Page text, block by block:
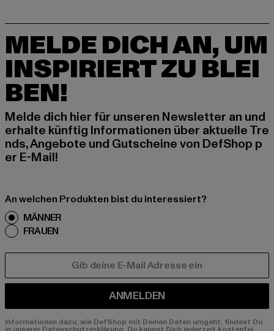
MELDE DICH AN, UM
INSPIRIERT ZU BLEI
BEN!
Melde dich hier für unseren Newsletter an und
erhalte künftig Informationen über aktuelle Tre
nds, Angebote und Gutscheine von DefShop p
er E-Mail!
An welchen Produkten bist du interessiert?
MÄNNER
FRAUEN
ANMELDEN
Informationen dazu, wie DefShop mit Deinen Daten umgeht, findest Du